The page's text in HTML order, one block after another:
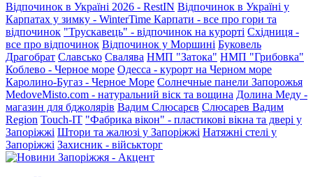
Відпочинок в Україні 2026 - RestIN Відпочинок в Україні у
Карпатах у зимку - WinterTime Карпати - все про гори та
відпочинок "Трускавець" - відпочинок на курорті Східниця -
все про відпочинок Відпочинок у Моршині Буковель
Драгобрат Славсько Свалява НМП "Затока" НМП "Грибовка"
Коблево - Черное море Одесса - курорт на Черном море
Каролино-Бугаз - Черное Море Солнечные панели Запорожья
MedoveMisto.com - натуральний віск та вощина Долина Меду -
магазин для бджолярів Вадим Слюсарєв Слюсарев Вадим
Region Touch-IT "Фабрика вікон" - пластикові вікна та двері у
Запоріжжі Штори та жалюзі у Запоріжжі Натяжні стелі у
Запоріжжі Захисник - військторг